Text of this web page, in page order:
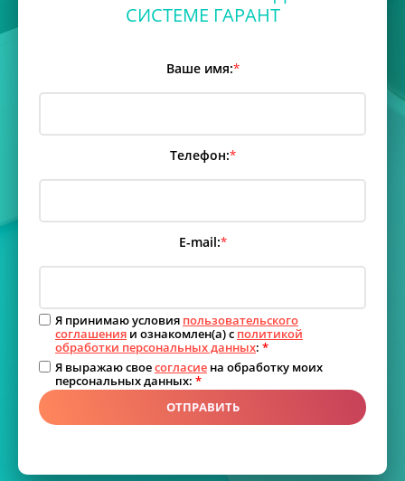
СИСТЕМЕ ГАРАНТ
Ваше имя:*
Телефон:*
E-mail:*
Я принимаю условия пользовательского
соглашения и ознакомлен(а) с политикой
обработки персональных данных: *
Я выражаю своесогласие на обработку моих
персональных данных: *
ОТПРАВИТЬ